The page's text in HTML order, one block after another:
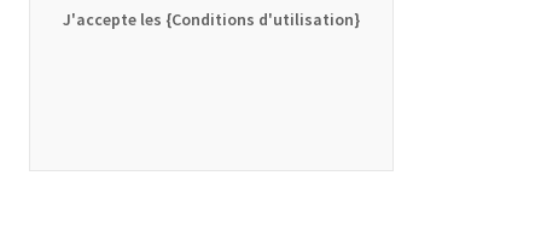
J'accepte les {Conditions d'utilisation}